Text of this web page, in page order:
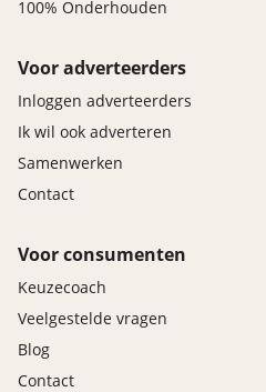
100% Onderhouden
Voor adverteerders
Inloggen adverteerders
Ik wil ook adverteren
Samenwerken
Contact
Voor consumenten
Keuzecoach
Veelgestelde vragen
Blog
Contact